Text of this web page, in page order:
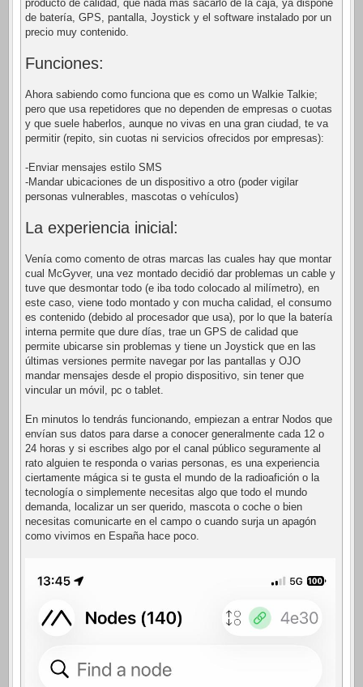
producto de calidad, que nada más sacarlo de la caja, ya dispone
de batería, GPS, pantalla, Joystick y el software instalado por un
precio muy contenido.
Funciones:
Ahora sabiendo como funciona que es como un Walkie Talkie;
pero que usa repetidores que no dependen de empresas o cuotas
y que suele haberlos, aunque no vivas en una gran ciudad, te va
permitir (repito, sin cuotas ni servicios ofrecidos por empresas):
-Enviar mensajes estilo SMS
-Mandar ubicaciones de un dispositivo a otro (poder vigilar
personas vulnerables, mascotas o vehículos)
La experiencia inicial:
Venía como comento de otras marcas las cuales hay que montar
cual McGyver, una vez montado decidió dar problemas un cable y
tuve que desmontar todo (e iba todo colocado al milímetro), en
este caso, viene todo montado y con mucha calidad, el consumo
es contenido (debido al procesador que usa), por lo que la batería
interna permite que dure días, trae un GPS de calidad que
permite ubicarse sin problemas y tiene un Joystick que en las
últimas versiones permite navegar por las pantallas y OJO
mandar mensajes desde el propio dispositivo, sin tener que
vincular un móvil, pc o tablet.
En minutos lo tendrás funcionando, empiezan a entrar Nodos que
envían sus datos para darse a conocer generalmente cada 12 o
24 horas y si escribes algo por el canal público seguramente al
rato alguien te responda o varias personas, es una experiencia
ciertamente mágica si te gusta el mundo de la radioafición o la
tecnología o simplemente necesitas algo que todo el mundo
demanda, localizar un ser querido, mascota o coche o bien
necesitas comunicarte en el campo o cuando surja un apagón
como vivimos en España hace poco.